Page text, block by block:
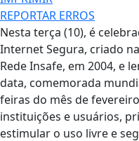
REPORTAR ERROS
Nesta terça (10), é
Internet Segura, criado
Rede Insafe, em 2004, e
data, comemorada
feiras do mês de
instituições e usuários,
estimular o uso livre e